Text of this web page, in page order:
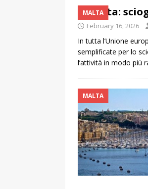
MALTA
Malta:
February 16, 2026
In tutta l’Unione
semplificate per lo
l’attività in modo più
MALTA